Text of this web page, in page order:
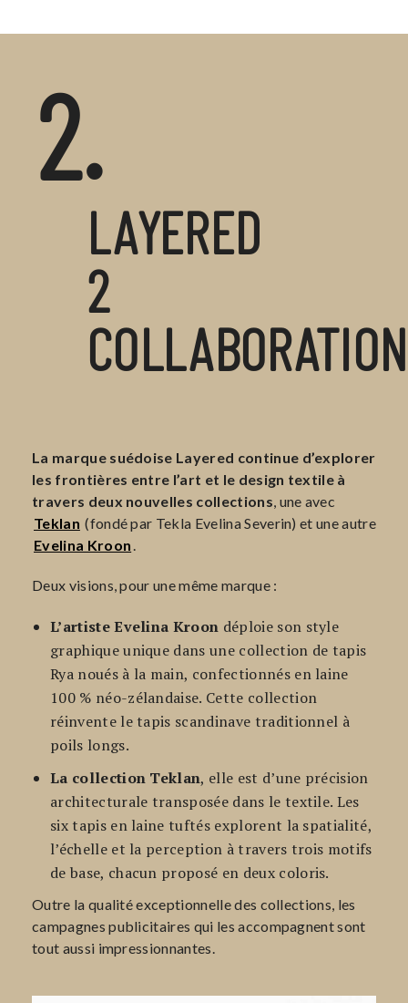
2.
LAYERED
2
La marque suédoise Layered continue d’explorer
les frontières entre l’art et le design textile à
travers deux nouvelles collections, une avec
Teklan (fondé par Tekla Evelina Severin) et une autre
Evelina Kroon .
Deux visions, pour une même marque :
L’artiste Evelina Kroon déploie son style
graphique unique dans une collection de tapis
Rya noués à la main, confectionnés en laine
100 % néo-zélandaise. Cette collection
réinvente le tapis scandinave traditionnel à
poils longs.
La collection Teklan, elle est d’une précision
architecturale transposée dans le textile. Les
six tapis en laine tuftés explorent la spatialité,
l’échelle et la perception à travers trois motifs
de base, chacun proposé en deux coloris.
Outre la qualité exceptionnelle des collections, les
campagnes publicitaires qui les accompagnent sont
tout aussi impressionnantes.